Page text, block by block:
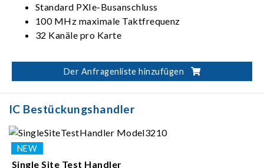
Standard PXIe-Busanschluss
100 MHz maximale Taktfrequenz
32 Kanäle pro Karte
Der Anfragenliste hinzufügen
IC Bestückungshandler
Single Site Test Handler